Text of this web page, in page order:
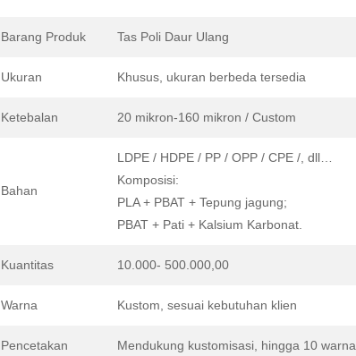
Barang Produk Tas Poli Daur Ulang
Ukuran Khusus, ukuran berbeda tersedia
Ketebalan 20 mikron-160 mikron / Custom
Bahan
LDPE / HDPE / PP / OPP / CPE /, dll…
Komposisi:
PLA + PBAT + Tepung jagung;
PBAT + Pati + Kalsium Karbonat.
Kuantitas 10.000- 500.000,00
Warna Kustom, sesuai kebutuhan klien
Pencetakan Mendukung kustomisasi, hingga 10 warna